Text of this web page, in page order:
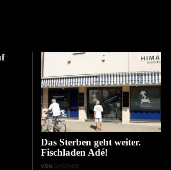
Das Sterben geht weiter.
Fischladen Adé!
VON GASPARD